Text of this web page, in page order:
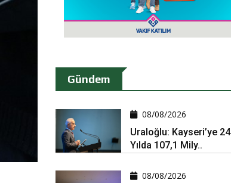
Gündem
08/08/2026
Uraloğlu: Kayseri’ye 24
Yılda 107,1 Mily..
08/08/2026